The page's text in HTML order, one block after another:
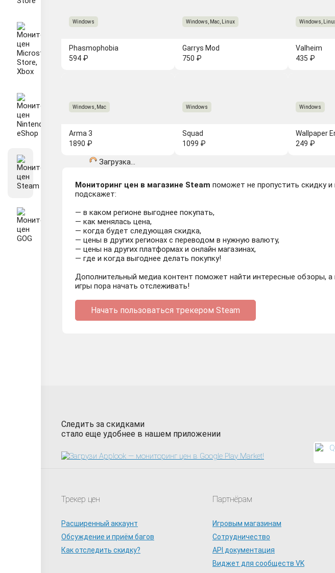
Phasmophobia
Windows
594 ₽
Garrys Mod
Windows, Mac, Linux
750 ₽
Valheim
Windows,
435 ₽
Arma 3
Windows, Mac
1890 ₽
Squad
Windows
1099 ₽
Wallpaper
Windows
249 ₽
Загрузка...
Мониторинг цен в магазине Steam поможет не пропустить скидку
подскажет:
— в каком регионе выгоднее покупать,
— как менялась цена,
— когда будет следующая скидка,
— цены в других регионах с переводом в нужную валюту,
— цены на других платформах и онлайн магазинах,
— где и когда выгоднее делать покупку!
Дополнительный медиа контент поможет найти интересные обзоры,
игры пора начать отслеживать!
Начать пользоваться трекером Steam
Следить за скидками
стало еще удобнее в нашем приложении
Трекер цен
Расширенный аккаунт
Обсуждение и приём багов
Как отследить скидку?
Партнёрам
Игровым магазинам
Сотрудничество
API документация
Виджет для сообществ VK